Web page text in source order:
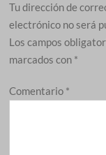
Tu dirección de
electrónico no será
Los campos
marcados con *
Comentario *